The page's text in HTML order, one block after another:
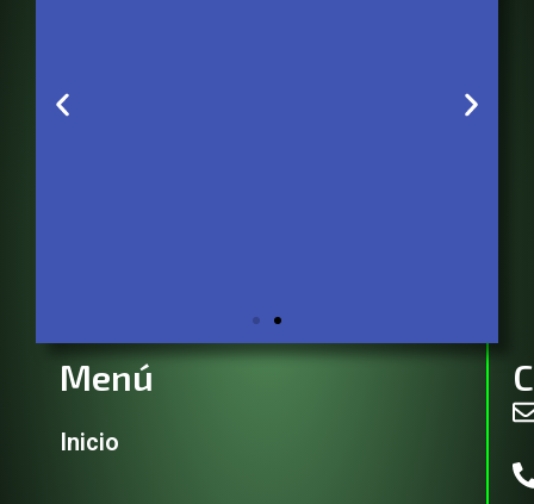
Menú
Inicio
Servicios